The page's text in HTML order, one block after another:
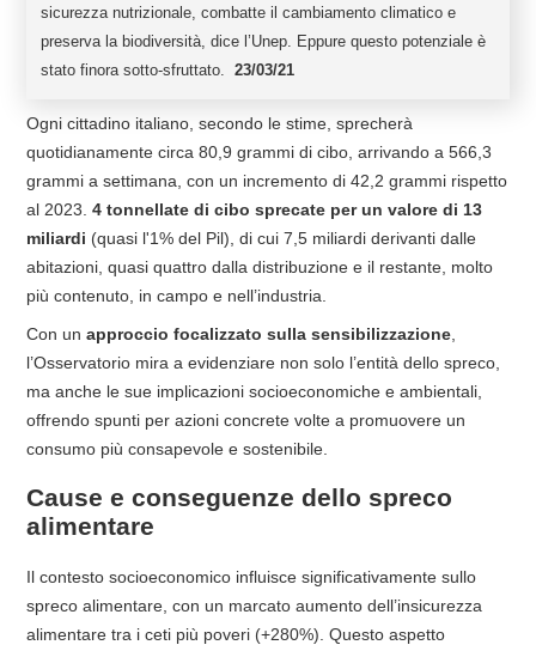
sicurezza nutrizionale, combatte il cambiamento climatico e
preserva la biodiversità, dice l’Unep. Eppure questo potenziale è
stato finora sotto-sfruttato. 23/03/21
Ogni cittadino italiano, secondo le stime, sprecherà
quotidianamente circa 80,9 grammi di cibo, arrivando a 566,3
grammi a settimana, con un incremento di 42,2 grammi rispetto
al 2023. 4 tonnellate di cibo sprecate per un valore di 13
miliardi (quasi l'1% del Pil), di cui 7,5 miliardi derivanti dalle
abitazioni, quasi quattro dalla distribuzione e il restante, molto
più contenuto, in campo e nell’industria.
Con un approccio focalizzato sulla sensibilizzazione
l’Osservatorio mira a evidenziare non solo l’entità dello spreco,
ma anche le sue implicazioni socioeconomiche e ambientali,
offrendo spunti per azioni concrete volte a promuovere un
consumo più consapevole e sostenibile.
Cause e conseguenze dello spreco
alimentare
Il contesto socioeconomico influisce significativamente sullo
spreco alimentare, con un marcato aumento dell’insicurezza
alimentare tra i ceti più poveri (+280%). Questo aspetto